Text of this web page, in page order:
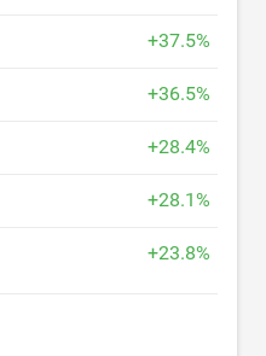
+37.5%
+36.5%
+28.4%
+28.1%
+23.8%